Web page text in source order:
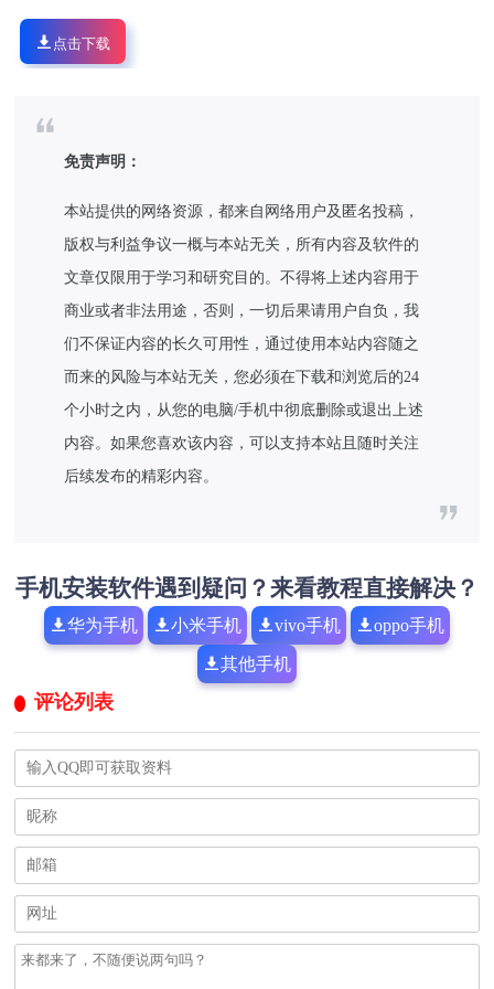
点击下载
免责声明：
本站提供的网络资源，都来自网络用户及匿名投稿，
版权与利益争议一概与本站无关，所有内容及软件的
文章仅限用于学习和研究目的。不得将上述内容用于
商业或者非法用途，否则，一切后果请用户自负，我
们不保证内容的长久可用性，通过使用本站内容随之
而来的风险与本站无关，您必须在下载和浏览后的24
个小时之内，从您的电脑/手机中彻底删除或退出上述
内容。如果您喜欢该内容，可以支持本站且随时关注
后续发布的精彩内容。
手机安装软件遇到疑问？来看教程直接解决？
华为手机 小米手机 vivo手机 oppo手机
其他手机
评论列表